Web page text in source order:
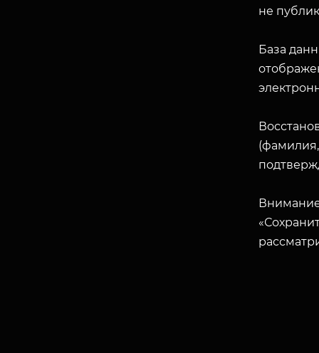
не
База